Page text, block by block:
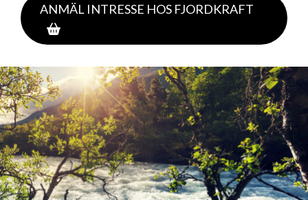
ANMÄL INTRESSE HOS FJORDKRAFT